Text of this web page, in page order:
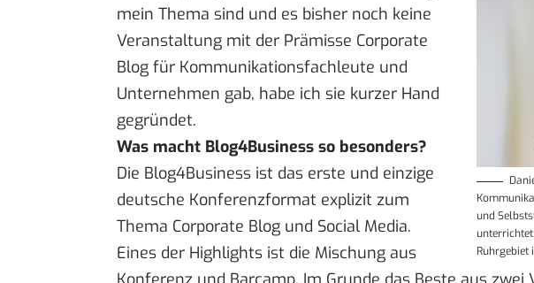
und
Ruhrgebiet
mein Thema sind und es bisher noch keine
Veranstaltung mit der Prämisse Corporate
Blog für Kommunikationsfachleute und
Unternehmen gab, habe ich sie kurzer Hand
gegründet.
Was macht Blog4Business so besonders?
Die Blog4Business ist das erste und einzige
deutsche Konferenzformat explizit zum
Thema Corporate Blog und Social Media.
Eines der Highlights ist die Mischung aus